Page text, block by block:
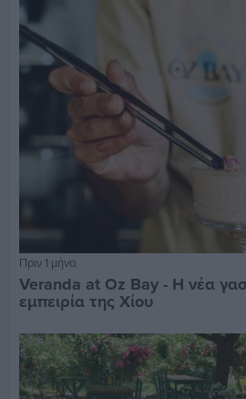
Πριν 1 μήνα
Veranda at Oz Bay - Η νέα
εμπειρία της Χίου